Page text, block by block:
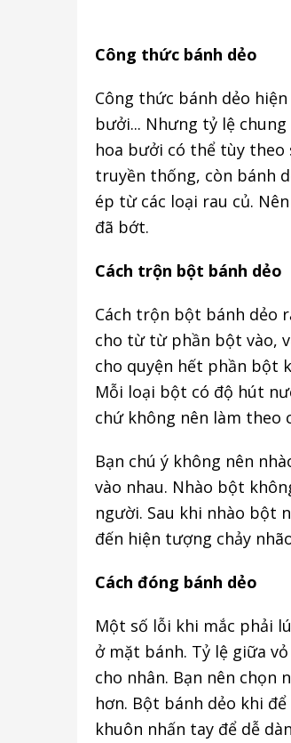
Công thức bánh dẻo
Công thức bánh dẻo
bưởi... Nhưng tỷ lệ
hoa bưởi có thể tùy
truyền thống, còn bánh
ép từ các loại rau củ.
đã bớt.
Cách trộn bột bánh dẻo
Cách trộn bột bánh dẻo
cho từ từ phần bột vào,
cho quyện hết phần bột
Mỗi loại bột có độ hút
chứ không nên làm theo
Bạn chú ý không nên
vào nhau. Nhào bột
người. Sau khi nhào bột
đến hiện tượng chảy
Cách đóng bánh dẻo
Một số lỗi khi mắc phải
ở mặt bánh. Tỷ lệ giữa
cho nhân. Bạn nên chọn
hơn. Bột bánh dẻo khi
khuôn nhấn tay để dễ